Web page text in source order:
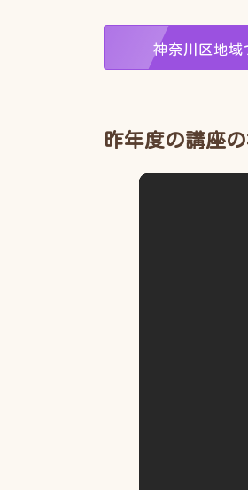
神奈川区地
昨年度の講座